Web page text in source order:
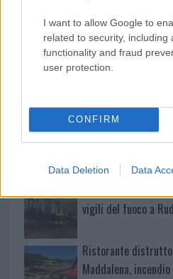
I want to allow Google to
related to security, including
functionality and fraud
user protection.
CONFIRM
Data Deletion Data
mondo per una notte
Giorgia Meloni a La
Incendio nella notte
vigili del fuoco a
Ristorante distrutto
Maddalena,